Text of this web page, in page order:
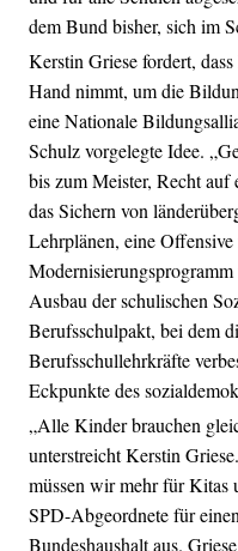
dem Bund bisher, sich im
Kerstin Griese fordert,
Hand nimmt, um die
eine Nationale
Schulz vorgelegte Idee.
bis zum Meister, Recht auf
das Sichern von
Lehrplänen, eine
Ausbau der schulischen
Berufsschulpakt, bei dem
Berufsschullehrkräfte
Eckpunkte des
„Alle Kinder brauchen
unterstreicht Kerstin
müssen wir mehr für Kitas
SPD-Abgeordnete für
Bundeshaushalt aus.